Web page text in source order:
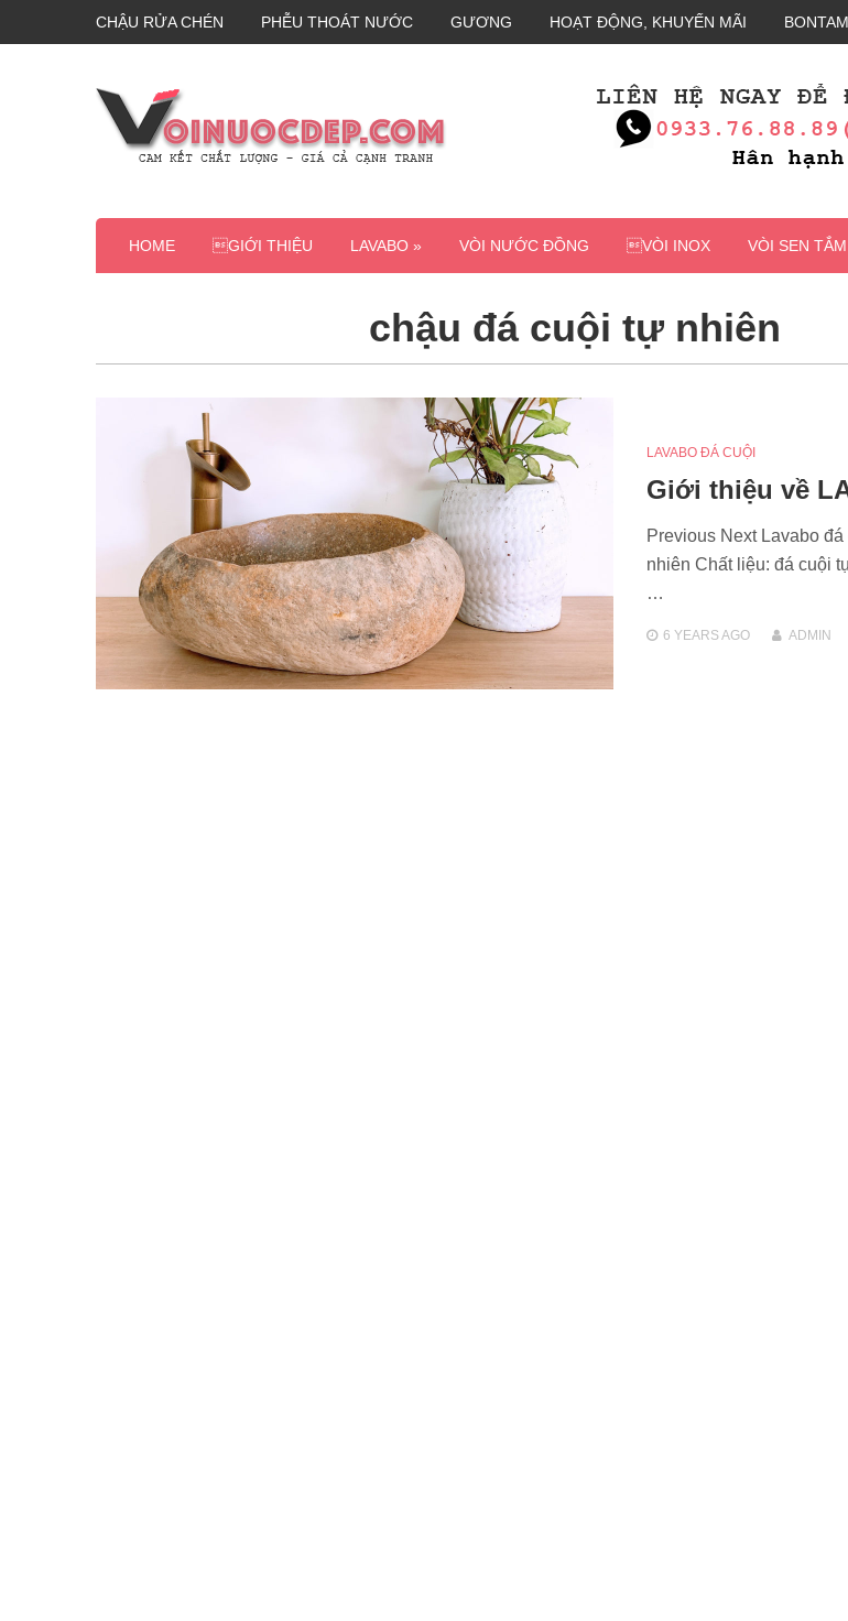
CHẬU RỬA CHÉN PHỄU THOÁT NƯỚC GƯƠNG HOẠT ĐỘNG, KHUYẾN MÃI
HOME GIỚI THIỆU LAVABO » VÒI NƯỚC ĐỒNG VÒI INOX VÒI SEN
chậu đá cuội tự nhiên
LAVABO ĐÁ CUỘI
Giới thiệu về
Previous Next Lavabo
nhiên Chất liệu: đá cuội
…
6 YEARSAGO ADMIN